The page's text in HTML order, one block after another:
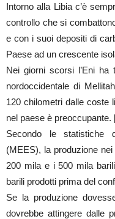
Intorno alla Libia c’è
controllo che si
e con i suoi depositi di
Paese ad un crescente
Nei giorni scorsi l’Eni ha
nordoccidentale di
120 chilometri dalle coste
nel paese è preoccupante.
Secondo le statistiche
(MEES), la produzione
200 mila e i 500 mila
barili prodotti prima del
Se la produzione
dovrebbe attingere dalle